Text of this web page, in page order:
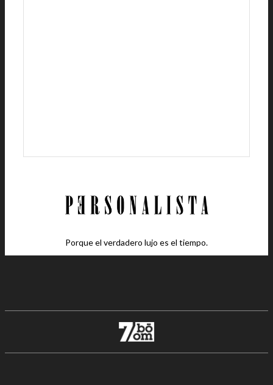
Porque el verdadero lujo es el tiempo.